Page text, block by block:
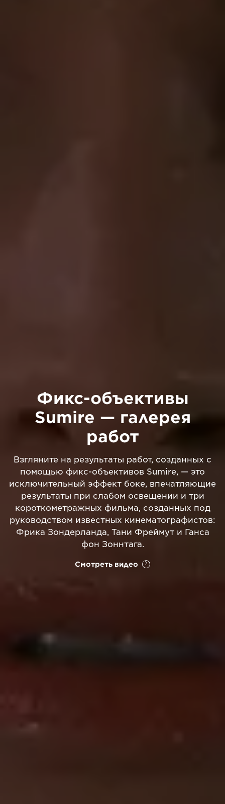
Фикс-объективы
Sumire — галерея
работ
Взгляните на результаты работ, созданных с
помощью фикс-объективов Sumire, — это
исключительный эффект боке, впечатляющие
результаты при слабом освещении и три
короткометражных фильма, созданных под
руководством известных кинематографистов:
Фрика Зондерланда, Тани Фреймут и Ганса
фон Зоннтага.
Смотреть видео